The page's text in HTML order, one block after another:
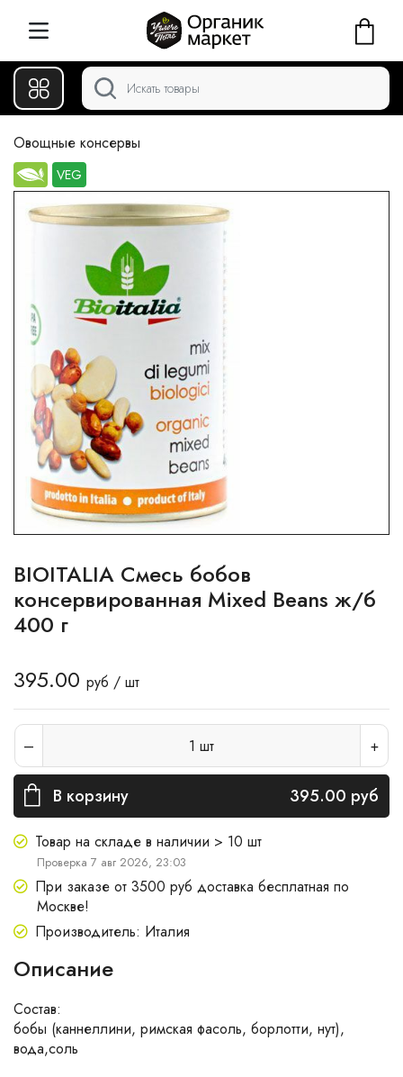
Овощные консервы
VEG
BIOITALIA Смесь бобов
консервированная Mixed Beans ж/б
400 г
395.00 руб / шт
1 шт
В корзину 395.00 руб
Товар на складе в наличии > 10 шт
Проверка 7 авг 2026, 23:03
При заказе от 3500 руб доставка бесплатная по
Москве!
Производитель: Италия
Описание
Состав:
бобы (каннеллини, римская фасоль, борлотти, нут),
вода,соль